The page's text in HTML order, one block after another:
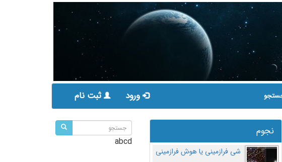
ورود ثبت نام
نجوم
شی فرازمینی یا هوش فرازمینی
abcd